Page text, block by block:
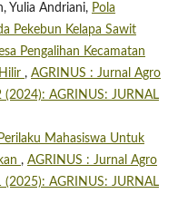
Yulia Andriani, Pola
Pekebun Kelapa Sawit
Pengalihan Kecamatan
, AGRINUS : Jurnal Agro
AGRINUS: JURNAL
Mahasiswa Untuk
, AGRINUS : Jurnal Agro
AGRINUS: JURNAL